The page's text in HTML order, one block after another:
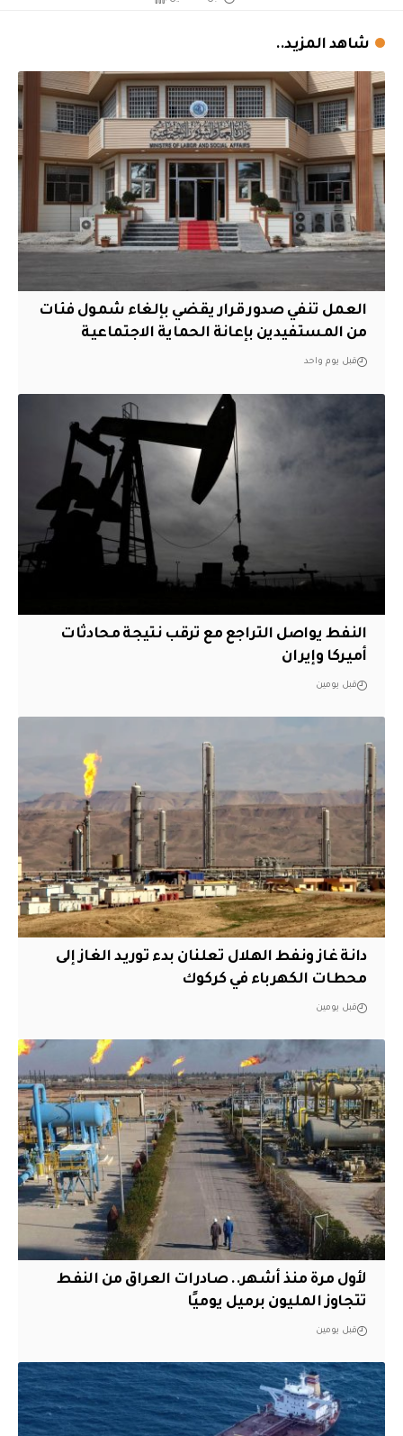
شاهد المزيد..
العمل تنفي صدور قرار يقضي بإلغاء شمول فئات
من المستفيدين بإعانة الحماية الاجتماعية
قبل يوم واحد
النفط يواصل التراجع مع ترقب نتيجة محادثات
أميركا وإيران
قبل يومين
دانة غاز ونفط الهلال تعلنان بدء توريد الغاز إلى
محطات الكهرباء في كركوك
قبل يومين
لأول مرة منذ أشهر.. صادرات العراق من النفط
تتجاوز المليون برميل يوميًا
قبل يومين